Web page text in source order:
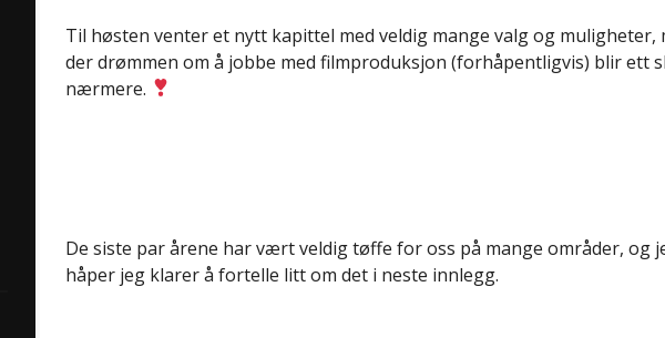
Til høsten venter et nytt kapittel med veldig mange valg og muligheter,
der drømmen om å jobbe med filmproduksjon (forhåpentligvis) blir ett
nærmere.
De siste par årene har vært veldig tøffe for oss på mange områder, og
håper jeg klarer å fortelle litt om det i neste innlegg.